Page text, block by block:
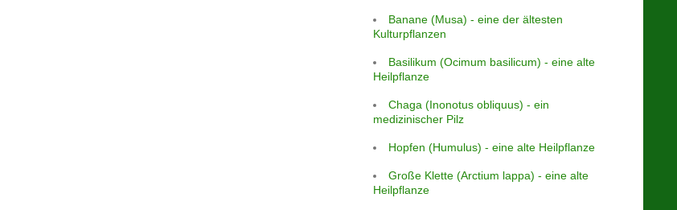
Banane (Musa) - eine der ältesten
Kulturpflanzen
Basilikum (Ocimum basilicum) - eine alte
Heilpflanze
Chaga (Inonotus obliquus) - ein
medizinischer Pilz
Hopfen (Humulus) - eine alte Heilpflanze
Große Klette (Arctium lappa) - eine alte
Heilpflanze